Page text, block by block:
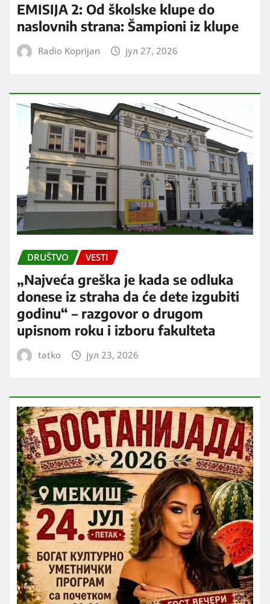
EMISIJA 2: Od školske klupe do
naslovnih strana: Šampioni iz klupe
Radio Koprijan јул 27, 2026
DRUŠTVO VESTI
„Najveća greška je kada se odluka
donese iz straha da će dete izgubiti
godinu“ – razgovor o drugom
upisnom roku i izboru fakulteta
tatko јул 23, 2026